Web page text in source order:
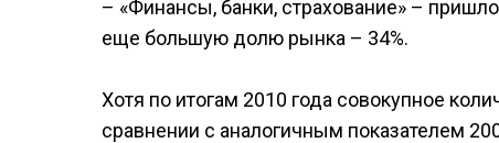
– «Финансы, банки, страхование» –
еще большую долю рынка – 34%.
Хотя по итогам 2010 года совокупное
сравнении с аналогичным показателем